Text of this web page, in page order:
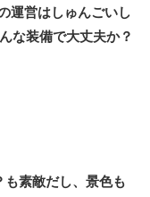
運営はしゅんごいし
な装備で大丈夫か？
素敵だし、景色も